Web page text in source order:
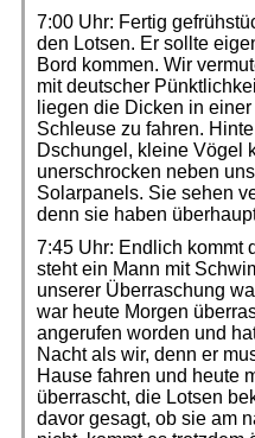
7:00 Uhr: Fertig
den Lotsen. Er sollte
Bord kommen. Wir
mit deutscher
liegen die Dicken in
Schleuse zu fahren.
Dschungel, kleine Vögel
unerschrocken neben
Solarpanels. Sie sehen
denn sie haben
7:45 Uhr: Endlich kommt
steht ein Mann mit
unserer Überraschung
war heute Morgen
angerufen worden und
Nacht als wir, denn er
Hause fahren und heute
überrascht, die Lotsen
davor gesagt, ob sie am